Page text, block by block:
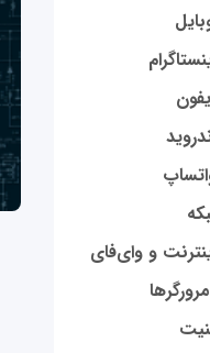
و وای‌فای